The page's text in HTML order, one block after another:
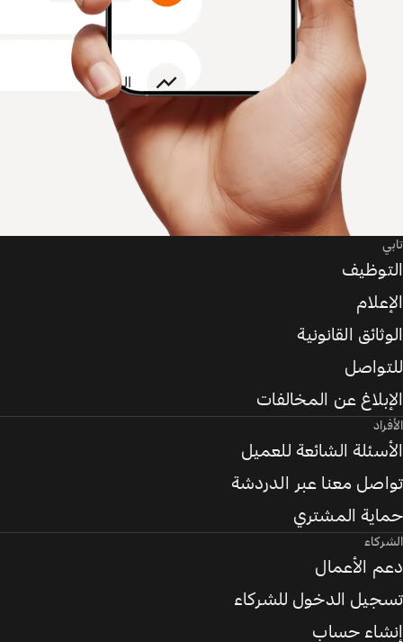
تابي
التوظيف
الإعلام
الوثائق القانونية
للتواصل
الإبلاغ عن المخالفات
الأفراد
الأسئلة الشائعة للعميل
تواصل معنا عبر الدردشة
حماية المشتري
الشركاء
دعم الأعمال
تسجيل الدخول للشركاء
إنشاء حساب